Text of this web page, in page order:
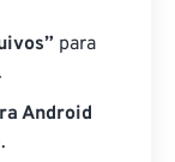
para
Android